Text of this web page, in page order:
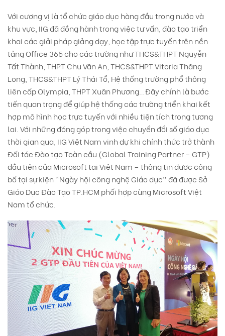
Với cương vị là tổ chức giáo dục hàng đầu trong nước và
khu vực, IIG đã đồng hành trong việc tư vấn, đào tạo triển
khai các giải pháp giảng dạy, học tập trực tuyến trên nền
tảng Office 365 cho các trường như THCS&THPT Nguyễn
Tất Thành, THPT Chu Văn An, THCS&THPT Vitoria Thăng
Long, THCS&THPT Lý Thái Tổ, Hệ thống trường phổ thông
liên cấp Olympia, THPT Xuân Phương…Đây chính là bước
tiến quan trọng để giúp hệ thống các trường triển khai kết
hợp mô hình học trực tuyến với nhiều tiện tích trong tương
lai. Với những đóng góp trong việc chuyển đổi số giáo dục
thời gian qua, IIG Việt Nam vinh dự khi chính thức trở thành
Đối tác Đào tạo Toàn cầu (Global Training Partner – GTP)
đầu tiên của Microsoft tại Việt Nam – thông tin được công
bố tại sự kiện “Ngày hội công nghệ Giáo dục” đã được Sở
Giáo Dục Đào Tạo TP.HCM phối hợp cùng Microsoft Việt
Nam tổ chức.